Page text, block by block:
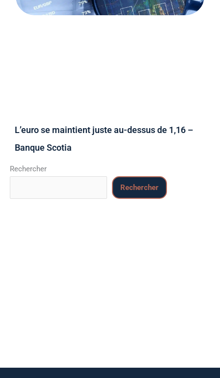
L’euro se maintient juste au-dessus de 1,16 –
Banque Scotia
Rechercher
Rechercher